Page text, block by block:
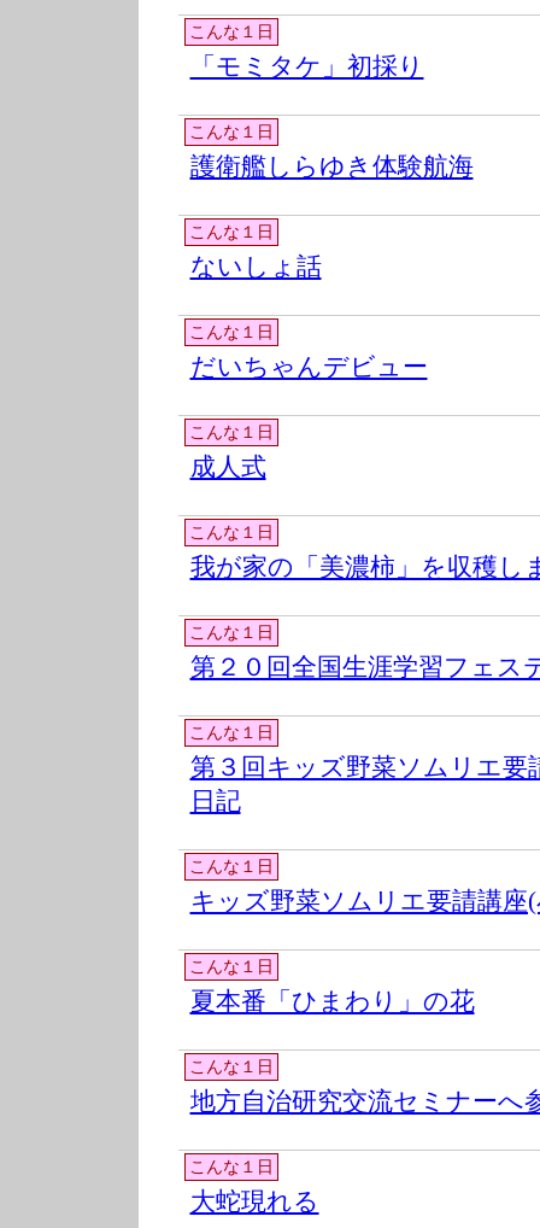
こんな１日
「モミタケ」初採り
こんな１日
護衛艦しらゆき体験航海
こんな１日
ないしょ話
こんな１日
だいちゃんデビュー
こんな１日
成人式
こんな１日
我が家の「美濃柿」を収穫し
こんな１日
第２０回全国生涯学習フェス
こんな１日
第３回キッズ野菜ソムリエ要
日記
こんな１日
キッズ野菜ソムリエ要請講座
こんな１日
夏本番「ひまわり」の花
こんな１日
地方自治研究交流セミナーへ
こんな１日
大蛇現れる